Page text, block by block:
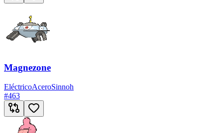
Magnezone
EléctricoAceroSinnoh
#463